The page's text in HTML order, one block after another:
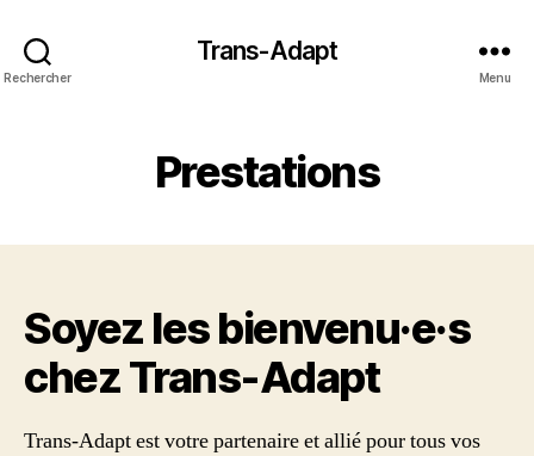
Rechercher
Trans-Adapt
Menu
Prestations
Soyez les bienvenu·e·s
chez Trans‑Adapt
Trans-Adapt est votre partenaire et allié pour tous vos